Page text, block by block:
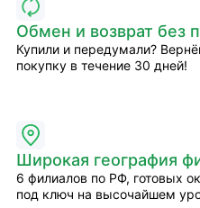
Обмен и возврат без
Купили и передумали?
покупку в течение 30 дней!
Широкая география
6 филиалов по РФ, готовых
под ключ на высочайшем